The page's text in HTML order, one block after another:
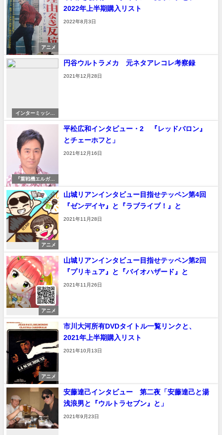
アニメ
2022年上半期購入リスト
2022年8月3日
インターミッショ
ン
円谷ウルトラメカ 元ネタアレコレ考察録
2021年12月28日
『重戦機エルガイ
ム』
平松広和インタビュー・2 『レッドバロン』
とチェーホフと」
2021年12月16日
アニメ
山城リアンインタビュー目指せテッペン第4回
『ゼンデイヤ』と『ラブライブ！』と
2021年11月28日
アニメ
山城リアンインタビュー目指せテッペン第2回
『プリキュア』と『バイオハザード』と
2021年11月26日
アニメ
市川大河所有DVDタイトル一覧リンクと、
2021年上半期購入リスト
2021年10月13日
安藤達己インタビュー 第二夜「安藤達己と湯
浅浪男と『ウルトラセブン』と」
2021年9月23日